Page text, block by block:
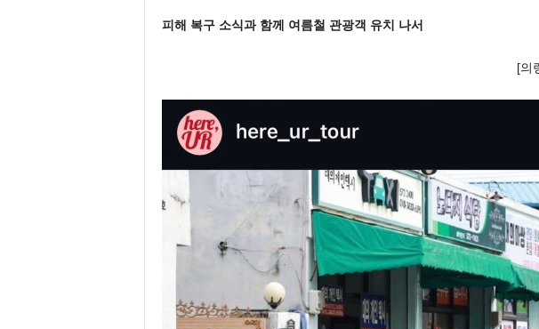
피해 복구 소식과 함께 여름철 관광객 유치 나서
[의